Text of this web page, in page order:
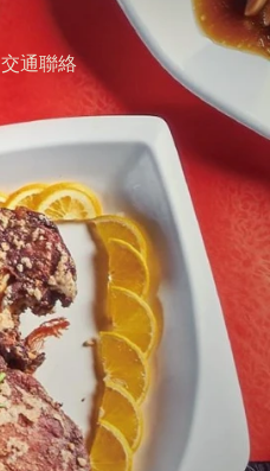
交通聯絡